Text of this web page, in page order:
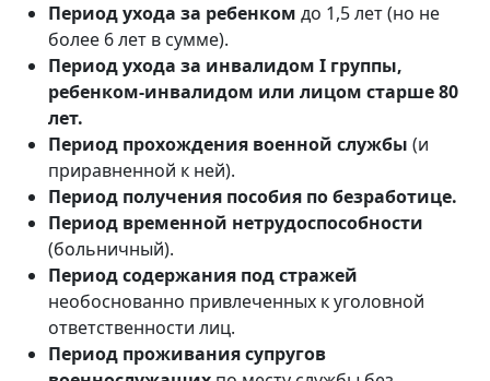
Период ухода за ребенком до 1,5 лет (но не
более 6 лет в сумме).
Период ухода за инвалидом I группы,
ребенком-инвалидом или лицом старше 80
лет.
Период прохождения военной службы (и
приравненной к ней).
Период получения пособия по безработице.
Период временной нетрудоспособности
(больничный).
Период содержания под стражей
необоснованно привлеченных к уголовной
ответственности лиц.
Период проживания супругов